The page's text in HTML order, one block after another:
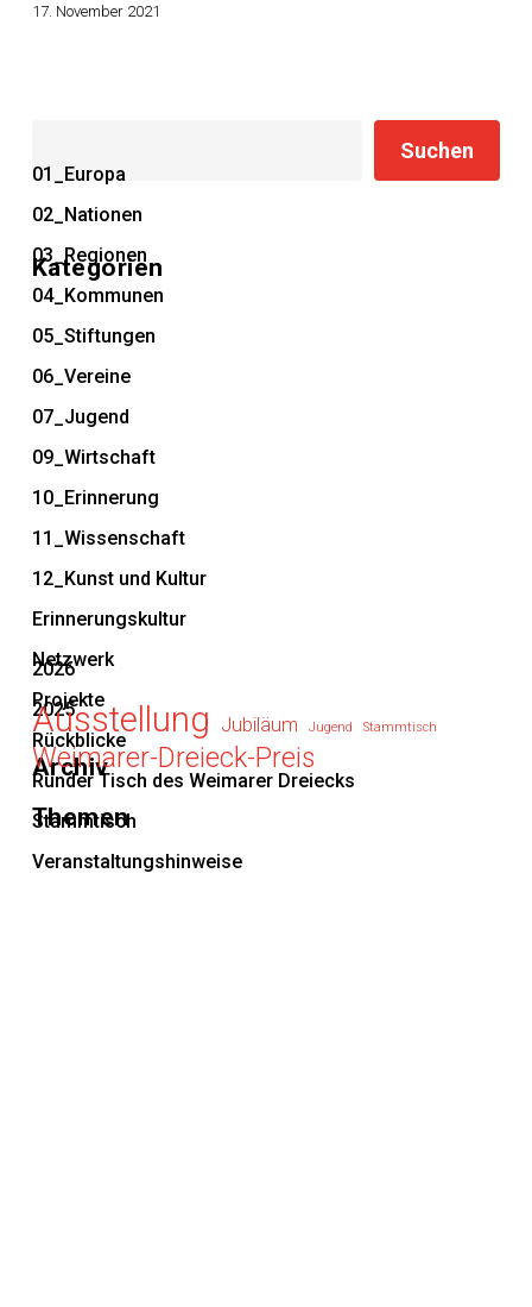
17. November 2021
Suchen
Kategorien
01_Europa
02_Nationen
03_Regionen
04_Kommunen
05_Stiftungen
06_Vereine
07_Jugend
09_Wirtschaft
10_Erinnerung
11_Wissenschaft
12_Kunst und Kultur
Erinnerungskultur
Netzwerk
Projekte
Rückblicke
Runder Tisch des Weimarer Dreiecks
Stammtisch
Veranstaltungshinweise
Archiv
2026
2025
Themen
Ausstellung Jubiläum Jugend Stammtisch
Weimarer-Dreieck-Preis